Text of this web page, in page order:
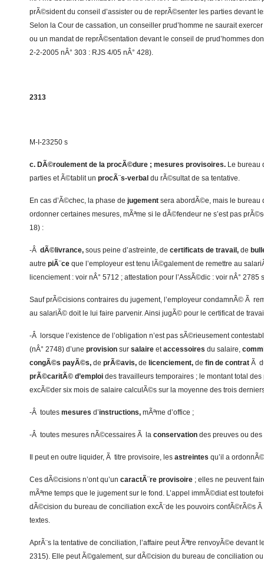
prÃ©sident du conseil d’assister ou de reprÃ©senter les parties devant
Selon la Cour de cassation, un conseiller prud’homme ne saurait
ou un mandat de reprÃ©sentation devant le conseil de prud’hommes
2-2-2005 nÂ° 303 : RJS 4/05 nÂ° 428).
2313
M-I-23250 s
c. DÃ©roulement de la procÃ©dure ; mesures provisoires. Le bureau
parties et Ã©tablit un procÃ¨s-verbal du rÃ©sultat de sa tentative.
En cas d’Ã©chec, la phase de jugement sera abordÃ©e, mais le
ordonner certaines mesures, mÃªme si le dÃ©fendeur ne s’est pas
18) :
-Â dÃ©livrance, sous peine d’astreinte, de certificats de travail, de
autre piÃ¨ce que l’employeur est tenu lÃ©galement de remettre au
licenciement : voir nÂ° 5712 ; attestation pour l’AssÃ©dic : voir nÂ° 2785
Sauf prÃ©cisions contraires du jugement, l’employeur condamnÃ© Ã
au salariÃ© doit le lui faire parvenir. Ainsi jugÃ© pour le certificat de
-Â lorsque l’existence de l’obligation n’est pas sÃ©rieusement
(nÂ° 2748) d’une provision sur salaire etaccessoires du salaire,
congÃ©s payÃ©s, de prÃ©avis, de licenciement, de fin de contrat Ã
prÃ©caritÃ© d’emploi des travailleurs temporaires ; le montant total
excÃ©der six mois de salaire calculÃ©s sur la moyenne des trois
-Â toutes mesures d’instructions, mÃªme d’office ;
-Â toutes mesures nÃ©cessaires Ã la conservation des preuves ou
Il peut en outre liquider, Ã titre provisoire, les astreintes qu’il a
Ces dÃ©cisions n’ont qu’un caractÃ¨re provisoire ; elles ne peuvent
mÃªme temps que le jugement sur le fond. L’appel immÃ©diat est
dÃ©cision du bureau de conciliation excÃ¨de les pouvoirs confÃ©rÃ©s
textes.
AprÃ¨s la tentative de conciliation, l’affaire peut Ãªtre renvoyÃ©e devant
2315). Elle peut Ã©galement, sur dÃ©cision du bureau de conciliation